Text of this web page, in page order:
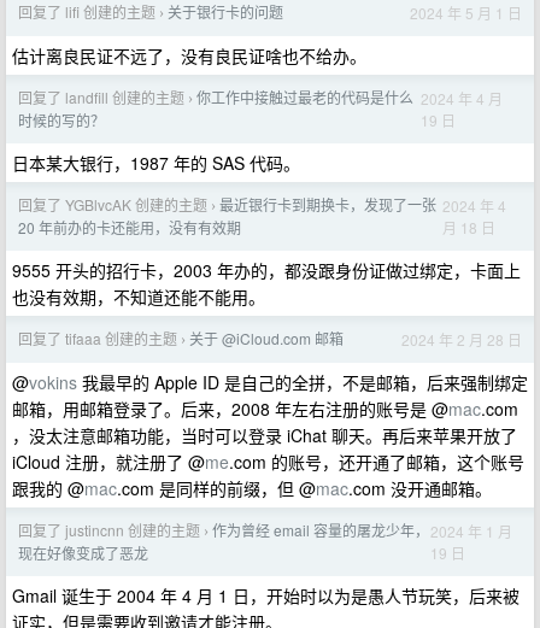
回复了 lifi 创建的主题 › 关于银行卡的问题 2024 年 5 月 1 日
估计离良民证不远了，没有良民证啥也不给办。
回复了 landfill 创建的主题 › 你工作中接触过最老的代码是什么
时候的写的？
2024 年 4 月
19 日
日本某大银行，1987 年的 SAS 代码。
回复了 YGBlvcAK 创建的主题 › 最近银行卡到期换卡，发现了一张
20 年前办的卡还能用，没有有效期
2024 年 4
月 18 日
9555 开头的招行卡，2003 年办的，都没跟身份证做过绑定，卡面上
也没有效期，不知道还能不能用。
回复了 tifaaa 创建的主题 › 关于 @iCloud.com 邮箱 2024 年 2 月 28 日
@vokins 我最早的 Apple ID 是自己的全拼，不是邮箱，后来强制绑定
邮箱，用邮箱登录了。后来，2008 年左右注册的账号是 @mac.com
，没太注意邮箱功能，当时可以登录 iChat 聊天。再后来苹果开放了
iCloud 注册，就注册了 @me.com 的账号，还开通了邮箱，这个账号
跟我的 @mac.com 是同样的前缀，但 @mac.com 没开通邮箱。
回复了 justincnn 创建的主题 › 作为曾经 email 容量的屠龙少年，
现在好像变成了恶龙
2024 年 1 月
19 日
Gmail 诞生于 2004 年 4 月 1 日，开始时以为是愚人节玩笑，后来被
证实，但是需要收到邀请才能注册。